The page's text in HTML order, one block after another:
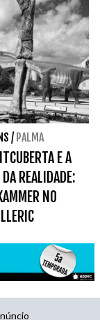
/ PALMA
E A
REALIDADE:
NO